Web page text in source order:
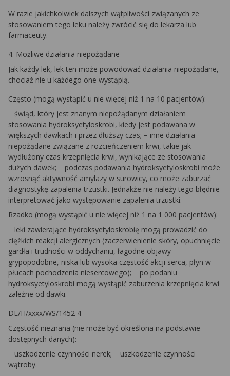
W razie jakichkolwiek dalszych wątpliwości związanych ze
stosowaniem tego leku należy zwrócić się do lekarza lub
farmaceuty.
4. Możliwe działania niepożądane
Jak każdy lek, lek ten może powodować działania niepożądane,
chociaż nie u każdego one wystąpią.
Często (mogą wystąpić u nie więcej niż 1 na 10 pacjentów):
− świąd, który jest znanym niepożądanym działaniem
stosowania hydroksyetyloskrobi, kiedy jest podawana w
większych dawkach i przez dłuższy czas; − inne działania
niepożądane związane z rozcieńczeniem krwi, takie jak
wydłużony czas krzepnięcia krwi, wynikające ze stosowania
dużych dawek; − podczas podawania hydroksyetyloskrobi może
wzrosnąć aktywność amylazy w surowicy, co może zaburzać
diagnostykę zapalenia trzustki. Jednakże nie należy tego błędnie
interpretować jako występowanie zapalenia trzustki.
Rzadko (mogą wystąpić u nie więcej niż 1 na 1 000 pacjentów):
− leki zawierające hydroksyetyloskrobię mogą prowadzić do
ciężkich reakcji alergicznych (zaczerwienienie skóry, opuchnięcie
gardła i trudności w oddychaniu, łagodne objawy
grypopodobne, niska lub wysoka częstość akcji serca, płyn w
płucach pochodzenia niesercowego); − po podaniu
hydroksyetyloskrobi mogą wystąpić zaburzenia krzepnięcia krwi
zależne od dawki.
DE/H/xxxx/WS/1452 4
Częstość nieznana (nie może być określona na podstawie
dostępnych danych):
− uszkodzenie czynności nerek; − uszkodzenie czynności
wątroby.